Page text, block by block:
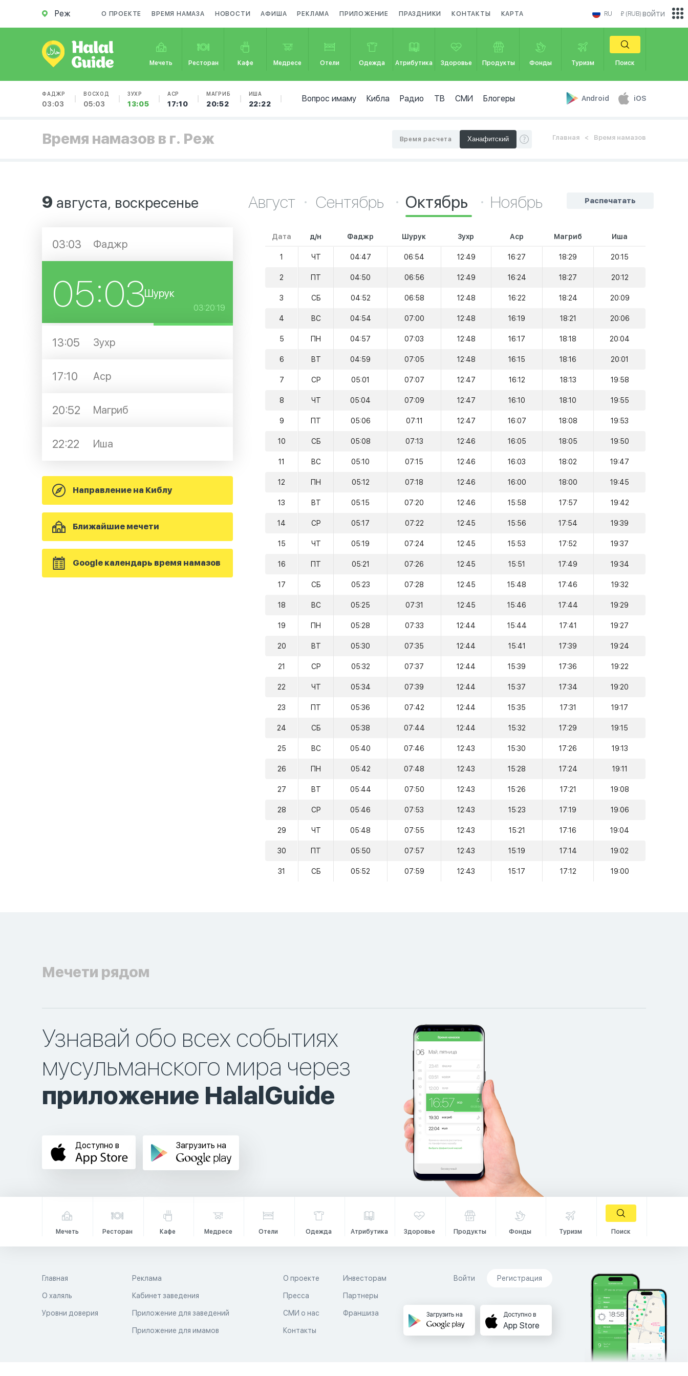
Реж О ПРОЕКТЕ ВРЕМЯ НАМАЗА НОВОСТИ АФИША РЕКЛАМА ПРИЛОЖЕНИЕ ПРАЗДНИКИ КОНТАКТЫ КАРТА RU ₽ (RUB)
Мечеть Ресторан Кафе Медресе Отели Одежда Атрибутика Здоровье Продукты Фонды Туризм Поиск
ФАДЖР
03:03
ВОСХОД
05:03
ЗУХР
13:05
АСР
17:10
МАГРИБ
20:52
ИША
22:22
Вопрос имаму Кибла Радио ТВ СМИ Блогеры Android iOS
войти
Время намазов в г. Реж Главная Время намазов
Время расчета
9 августа, воскресенье
03:03 Фаджр
05:03Шурук
03:20:19
13:05 Зухр
17:10 Аср
20:52 Магриб
22:22 Иша
Направление на Киблу
Ближайшие мечети
Google календарь время намазов
Распечатать
Август Сентябрь Октябрь Ноябрь
Дата д/н Фаджр Шурук Зухр Аср Магриб Иша
1 ЧТ 04:47 06:54 12:49 16:27 18:29 20:15
2 ПТ 04:50 06:56 12:49 16:24 18:27 20:12
3 СБ 04:52 06:58 12:48 16:22 18:24 20:09
4 ВС 04:54 07:00 12:48 16:19 18:21 20:06
5 ПН 04:57 07:03 12:48 16:17 18:18 20:04
6 ВТ 04:59 07:05 12:48 16:15 18:16 20:01
7 СР 05:01 07:07 12:47 16:12 18:13 19:58
8 ЧТ 05:04 07:09 12:47 16:10 18:10 19:55
9 ПТ 05:06 07:11 12:47 16:07 18:08 19:53
10 СБ 05:08 07:13 12:46 16:05 18:05 19:50
11 ВС 05:10 07:15 12:46 16:03 18:02 19:47
12 ПН 05:12 07:18 12:46 16:00 18:00 19:45
13 ВТ 05:15 07:20 12:46 15:58 17:57 19:42
14 СР 05:17 07:22 12:45 15:56 17:54 19:39
15 ЧТ 05:19 07:24 12:45 15:53 17:52 19:37
16 ПТ 05:21 07:26 12:45 15:51 17:49 19:34
17 СБ 05:23 07:28 12:45 15:48 17:46 19:32
18 ВС 05:25 07:31 12:45 15:46 17:44 19:29
19 ПН 05:28 07:33 12:44 15:44 17:41 19:27
20 ВТ 05:30 07:35 12:44 15:41 17:39 19:24
21 СР 05:32 07:37 12:44 15:39 17:36 19:22
22 ЧТ 05:34 07:39 12:44 15:37 17:34 19:20
23 ПТ 05:36 07:42 12:44 15:35 17:31 19:17
24 СБ 05:38 07:44 12:44 15:32 17:29 19:15
25 ВС 05:40 07:46 12:43 15:30 17:26 19:13
26 ПН 05:42 07:48 12:43 15:28 17:24 19:11
27 ВТ 05:44 07:50 12:43 15:26 17:21 19:08
28 СР 05:46 07:53 12:43 15:23 17:19 19:06
29 ЧТ 05:48 07:55 12:43 15:21 17:16 19:04
30 ПТ 05:50 07:57 12:43 15:19 17:14 19:02
31 СБ 05:52 07:59 12:43 15:17 17:12 19:00
Мечети рядом
Узнавай обо всех событиях
мусульманского мира через
приложение HalalGuide
Доступно в Загрузить на
Мечеть Ресторан Кафе Медресе Отели Одежда Атрибутика Здоровье Продукты Фонды Туризм Поиск
Главная
О халяль
Уровни доверия
Реклама
Кабинет заведения
Приложение для заведений
Приложение для имамов
О проекте
Пресса
СМИ о нас
Контакты
Инвесторам
Партнеры
Франшиза
Войти Регистрация
Загрузить на Доступно в
App Store